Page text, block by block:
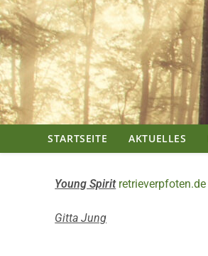
STARTSEITE AKTUELLES
Young Spirit retrieverpfoten.de
Gitta Jung